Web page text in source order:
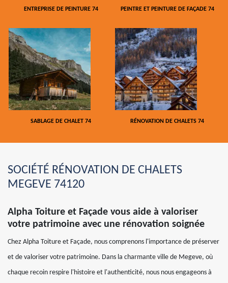
ENTREPRISE DE PEINTURE 74 PEINTRE ET PEINTURE DE FAÇADE 74
SABLAGE DE CHALET 74 RÉNOVATION DE CHALETS 74
SOCIÉTÉ RÉNOVATION DE CHALETS
MEGEVE 74120
Alpha Toiture et Façade vous aide à valoriser
votre patrimoine avec une rénovation soignée
Chez Alpha Toiture et Façade, nous comprenons l'importance de préserver
et de valoriser votre patrimoine. Dans la charmante ville de Megeve, où
chaque recoin respire l'histoire et l'authenticité, nous nous engageons à